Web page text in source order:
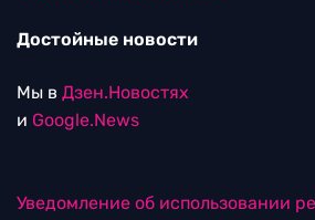
Достойные новости
Мы в Дзен.Новостях
и Google.News
Уведомление об использовании